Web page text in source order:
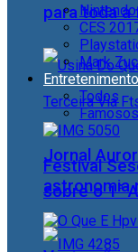
para toda a
Jornal
sobre o 1°
CES
Mark
Entretenimento
Todos
Famosos
Festival
astronomia